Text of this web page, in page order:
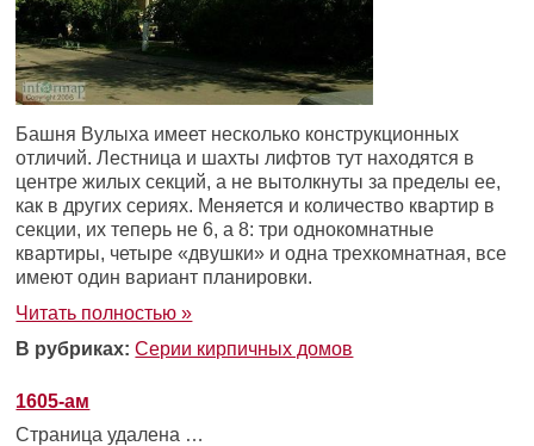
Башня Вулыха имеет несколько конструкционных
отличий. Лестница и шахты лифтов тут находятся в
центре жилых секций, а не вытолкнуты за пределы ее,
как в других сериях. Меняется и количество квартир в
секции, их теперь не 6, а 8: три однокомнатные
квартиры, четыре «двушки» и одна трехкомнатная, все
имеют один вариант планировки.
Читать полностью »
В рубриках: Серии кирпичных домов
1605-ам
Страница удалена …